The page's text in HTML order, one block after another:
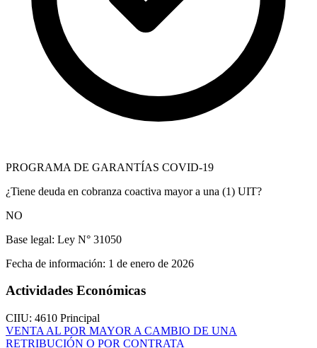
PROGRAMA DE GARANTÍAS COVID-19
¿Tiene deuda en cobranza coactiva mayor a una (1) UIT?
NO
Base legal: Ley N° 31050
Fecha de información: 1 de enero de 2026
Actividades Económicas
CIIU: 4610 Principal
VENTA AL POR MAYOR A CAMBIO DE UNA
RETRIBUCIÓN O POR CONTRATA